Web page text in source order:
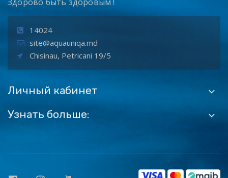
14024
site@aquauniqa.md
Chisinau, Petricani 19/5
Личный кабинет
Узнать больше: